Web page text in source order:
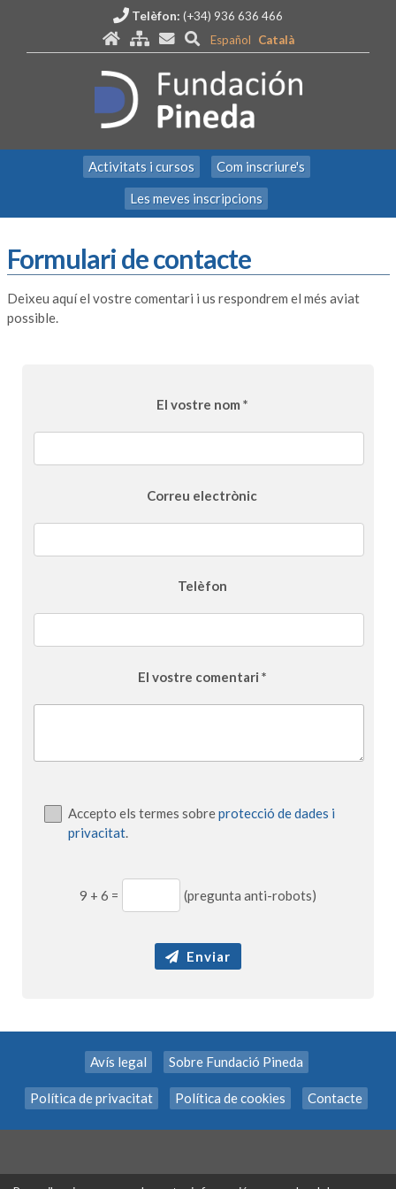
Telèfon: (+34) 936 636 466
Español
Català
Activitats i cursos
Com inscriure's
Les meves inscripcions
Formulari de contacte
Deixeu aquí el vostre comentari i us respondrem el més aviat
possible.
El vostre nom *
Correu electrònic
Telèfon
El vostre comentari *
Accepto els termes sobreprotecció de dades i
privacitat.
9 + 6 = (pregunta anti-robots)
Enviar
Avís legal Sobre Fundació Pineda
Política de privacitat Política de cookies Contacte